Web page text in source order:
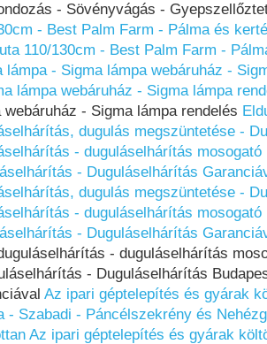
- Sövényvágás -
- Best Palm Farm - Pálma és
110/130cm - Best Palm Farm -
lámpa - Sigma lámpa webáruház -
lámpa webáruház - Sigma lámpa
webáruház - Sigma lámpa rendelés
dugulás megszüntetése -
- duguláselhárítás
- Duguláselhárítás
dugulás megszüntetése -
- duguláselhárítás
- Duguláselhárítás
- duguláselhárítás
- Duguláselhárítás
Az ipari géptelepítés és gyárak
- Szabadi - Páncélszekrény és
Az ipari géptelepítés és gyárak